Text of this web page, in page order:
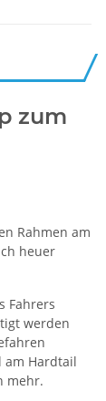
zum
Rahmen am
heuer
Fahrers
werden
am Hardtail
mehr.